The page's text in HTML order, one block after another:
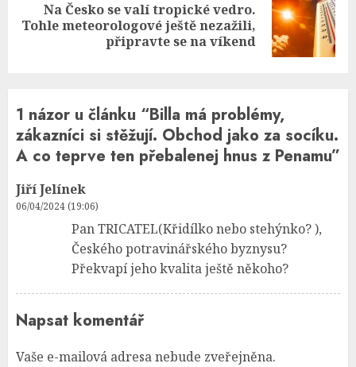
Next
Na Česko se valí tropické vedro.
Tohle meteorologové ještě nezažili,
připravte se na víkend
1 názor u článku “Billa má problémy,
zákazníci si stěžují. Obchod jako za socíku.
A co teprve ten přebalenej hnus z Penamu”
Jiří Jelínek
06/04/2024 (19:06)
Pan TRICATEL(Křidílko nebo stehýnko? ),
Českého potravinářského byznysu?
Překvapí jeho kvalita ještě někoho?
Napsat komentář
Vaše e-mailová adresa nebude zveřejněna.